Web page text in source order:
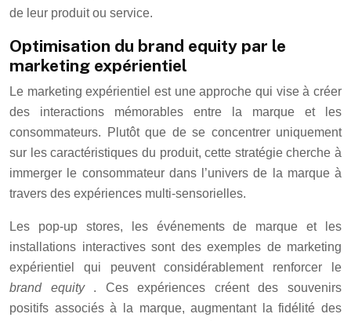
de leur produit ou service.
Optimisation du brand equity par le
marketing expérientiel
Le marketing expérientiel est une approche qui vise à créer
des interactions mémorables entre la marque et les
consommateurs. Plutôt que de se concentrer uniquement
sur les caractéristiques du produit, cette stratégie cherche à
immerger le consommateur dans l’univers de la marque à
travers des expériences multi-sensorielles.
Les pop-up stores, les événements de marque et les
installations interactives sont des exemples de marketing
expérientiel qui peuvent considérablement renforcer le
brand equity . Ces expériences créent des souvenirs
positifs associés à la marque, augmentant la fidélité des